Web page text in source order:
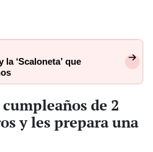
‘Scaloneta’ que
de 2
y les prepara una